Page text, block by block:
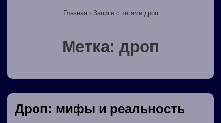
Главная › Записи с тегами дроп
Метка: дроп
Дроп: мифы и реальность